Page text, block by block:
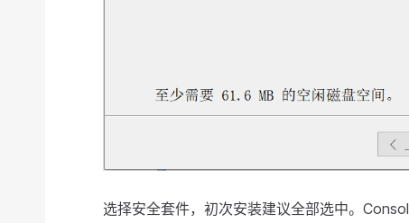
选择安全套件，初次安装建议全部选中。